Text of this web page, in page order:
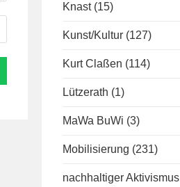
Knast (15)
Kunst/Kultur (127)
Kurt Claßen (114)
Lützerath (1)
MaWa BuWi (3)
Mobilisierung (231)
nachhaltiger Aktivismus